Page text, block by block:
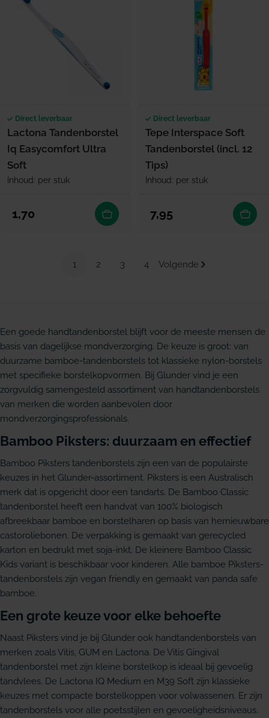
Direct leverbaar
Lactona Tandenborstel
Iq Easycomfort Ultra
Soft
Inhoud: per stuk
Normale prijs
1,70
Direct leverbaar
Tepe Interspace Soft
Tandenborstel (incl. 12
Tips)
Inhoud: per stuk
Normale prijs
7,95
1 2 3 4 Volgende
Een goede handtandenborstel blijft voor de meeste mensen de
basis van dagelijkse mondverzorging. De keuze is groot: van
duurzame bamboe-tandenborstels tot klassieke nylon-borstels
met specifieke borstelkopvormen. Bij Glunder vind je een
zorgvuldig samengesteld assortiment van handtandenborstels
van merken die worden aanbevolen door
mondverzorgingsprofessionals.
Bamboo Piksters: duurzaam en effectief
Bamboo Piksters tandenborstels zijn een van de populairste
keuzes in het Glunder-assortiment. Piksters is een Australisch
merk dat is opgericht door een tandarts. De Bamboo Classic
tandenborstel heeft een handvat van 100% biologisch
afbreekbaar bamboe en borstelharen op basis van hernieuwbare
castoroliebonen. De verpakking is gemaakt van gerecycled
karton en bedrukt met soja-inkt. De kleinere Bamboo Classic
Kids variant is beschikbaar voor kinderen. Alle bamboe Piksters-
tandenborstels zijn vegan friendly en gemaakt van panda safe
bamboe.
Een grote keuze voor elke behoefte
Naast Piksters vind je bij Glunder ook handtandenborstels van
merken zoals Vitis, GUM en Lactona. De Vitis Gingival
tandenborstel met zijn kleine borstelkop is ideaal bij gevoelig
tandvlees. De Lactona IQ Medium en M39 Soft zijn klassieke
keuzes met compacte borstelkoppen voor volwassenen. Er zijn
tandenborstels voor alle poetsstijlen en gevoeligheidsniveaus.